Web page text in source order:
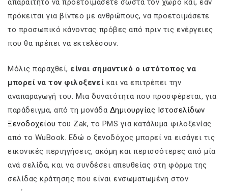
απαραίτητο να προετοιμάσετε σωστά τον χώρο και, εάν
πρόκειται για βίντεο με ανθρώπους, να προετοιμάσετε
το προσωπικό κάνοντας πρόβες από πριν τις ενέργειες
που θα πρέπει να εκτελέσουν.
Μόλις παραχθεί, είναι σημαντικό ο ιστότοπος να
μπορεί να τον φιλοξενεί και να επιτρέπει την
αναπαραγωγή του. Μια δυνατότητα που προσφέρεται, για
παράδειγμα, από τη μονάδα Δημιουργίας Ιστοσελίδων
Ξενοδοχείου του Zak, το PMS για κατάλυμα φιλοξενίας
από το WuBook. Εδώ ο ξενοδόχος μπορεί να εισάγει τις
εικονικές περιηγήσεις, ακόμη και περισσότερες από μία
ανά σελίδα, και να συνδέσει απευθείας στη φόρμα της
σελίδας κράτησης που είναι ενσωματωμένη στον